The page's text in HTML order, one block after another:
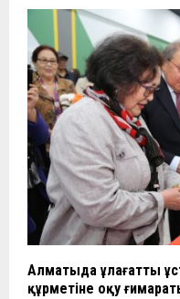
Алматыда ұлағатты
құрметіне оқу